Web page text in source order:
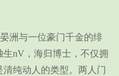
与一位豪门千金的绯
nV，海归博士，不仅拥
纯动人的类型。两人门